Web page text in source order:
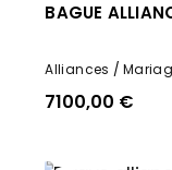
BAGUE
Alliances
7100,00 €